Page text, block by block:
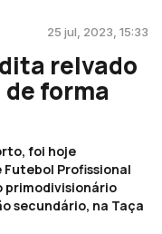
25 jul, 2023, 15:33
relvado
de forma
foi hoje
Profissional
primodivisionário
secundário, na Taça